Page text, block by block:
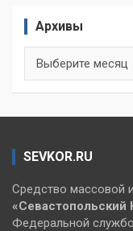
Архивы
SEVKOR.RU
Средство массовой
«Севастопольский
Федеральной